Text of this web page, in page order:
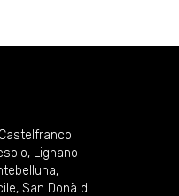
Castelfranco
, Lignano
,
, San Donà di